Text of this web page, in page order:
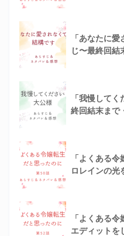
「あなたに
じ〜最終回結
「我慢して
終回結末まで
「よくある
ロレインの光
「よくある
エディットを